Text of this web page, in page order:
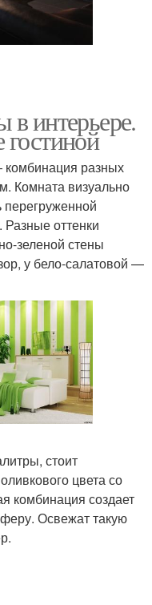
в интерьере.
гостиной
комбинация разных
Комната визуально
перегруженной
оттенки
зеленой стены
у бело-салатовой —
стоит
цвета со
комбинация создает
Освежат такую